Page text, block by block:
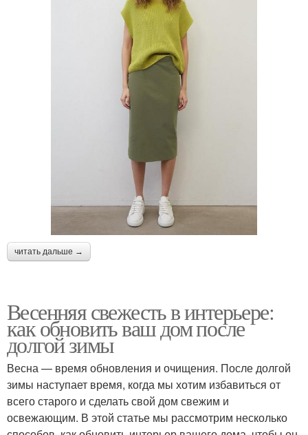
читать дальше →
Весенняя свежесть в интерьере:
как обновить ваш дом после
долгой зимы
Весна — время обновления и очищения. После долгой
зимы наступает время, когда мы хотим избавиться от
всего старого и сделать свой дом свежим и
освежающим. В этой статье мы рассмотрим несколько